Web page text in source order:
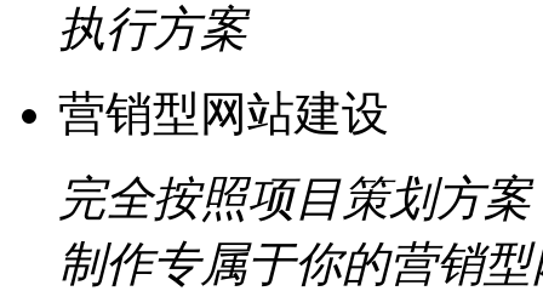
执行方案
营销型网站建设
完全按照项目策划方案
制作专属于你的营销